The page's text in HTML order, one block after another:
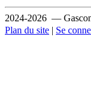
2024-2026 —
Plan du site | Se